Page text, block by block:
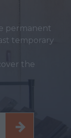
permanent
temporary
the